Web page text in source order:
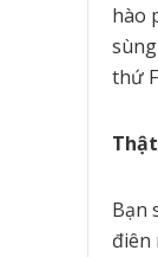
hào
thứ
Bạn
điên